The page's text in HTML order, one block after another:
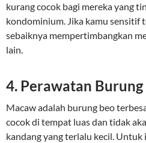
kurang cocok bagi mereka yang
kondominium. Jika kamu sensitif
sebaiknya mempertimbangkan
lain.
4. Perawatan
Macaw adalah burung beo
cocok di tempat luas dan tidak
kandang yang terlalu kecil. Untuk